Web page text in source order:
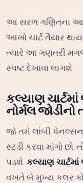
આ સરળ ગણિતના
આખો ચાર્ટ તૈયાર
ત્યારે આ ગણતરી
સ્પષ્ટ દેખાવા લાગશે.
કલ્યાણ
નોર્મલ જોડીનો
જો તમે લાંબી
સ્ટડી કરવા માંગો
પડશે. કલ્યાણ ચાર્ટમાં
વખતે બે મુખ્ય કલર